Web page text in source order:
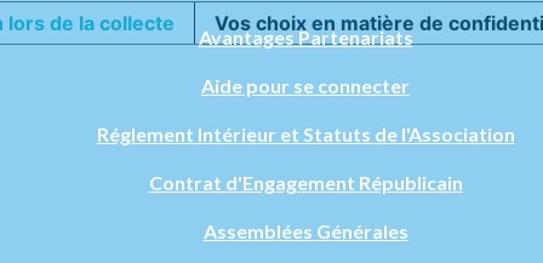
Avantages Partenariats
Aide pour se connecter
Réglement Intérieur et Statuts de l'Association
Contrat d'Engagement Républicain
Assemblées Générales
lors de la collecte Vos choix en matière de